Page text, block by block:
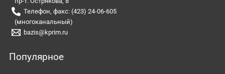
Телефон, факс: (423) 24-06-605
(многоканальный)
bazis@kprim.ru
Популярное